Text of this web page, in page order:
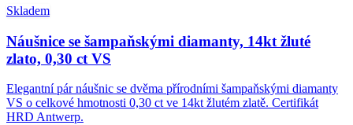
Skladem
Náušnice se šampaňskými diamanty, 14kt žluté
zlato, 0,30 ct VS
Elegantní pár náušnic se dvěma přírodními šampaňskými diamanty
VS o celkové hmotnosti 0,30 ct ve 14kt žlutém zlatě. Certifikát
HRD Antwerp.